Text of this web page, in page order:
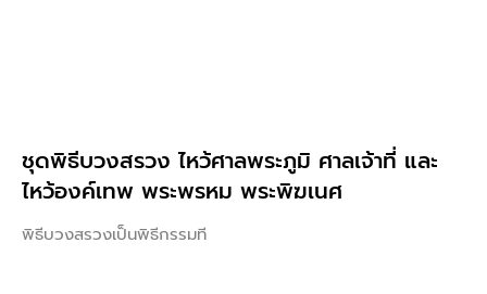
ชุดพิธีบวงสรวง ไหว้ศาลพระภูมิ ศาลเจ้าที่ และ
ไหว้องค์เทพ พระพรหม พระพิฆเนศ
พิธีบวงสรวงเป็นพิธีกรรมที